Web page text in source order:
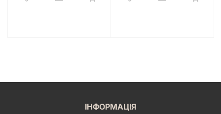
ІНФОРМАЦІЯ